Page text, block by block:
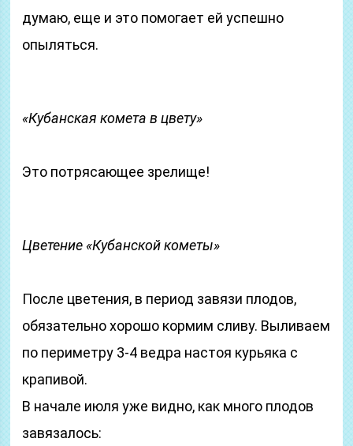
думаю, еще и это помогает ей успешно
опыляться.
«Кубанская комета в цвету»
Это потрясающее зрелище!
Цветение «Кубанской кометы»
После цветения, в период завязи плодов,
обязательно хорошо кормим сливу. Выливаем
по периметру 3-4 ведра настоя курьяка с
крапивой.
В начале июля уже видно, как много плодов
завязалось: